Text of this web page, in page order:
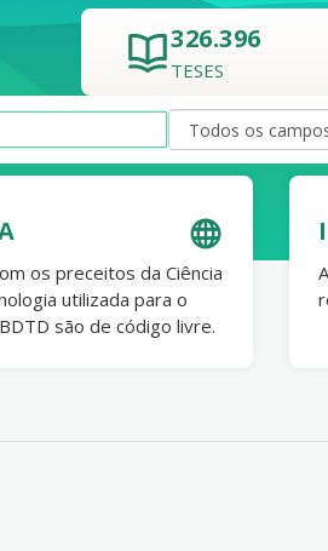
326.396
TESES
os preceitos da Ciência
utilizada para o
são de código livre.